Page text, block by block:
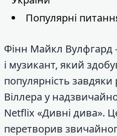
Популярні
Фінн Майкл
і музикант, який
популярність завдяки
Віллера у
Netflix «Дивні дива».
перетворив